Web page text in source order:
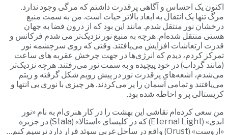
اکنون یک احساس و آگاهی پرقدرت داشتم که مرگی وجود ندارد.
مرگ تنها یک انتقال به ابعاد بالاتر حیات است. من به سمت منبع
درخشان نور منتقل شدم. مانند این بود که از درون فضا به جهان
هستی منتقل شده‌ام. هرچه به منبع نور نزدیک‌تر می شدم فرکانس و
قدرت ارتعاشات افزایش می‌یافتند. وقتی که روی سرچشمه نور
تمرکز کردم، دیدم که انرژی‌ها در جهت چرخش عقربه های ساعت
(مانند گرداب) در خود پیچیده و به سمت نور می‌رفتند. هرچه نزدیک‌تر
می‌شدم، اشعه‌های پرقدرت نور در پیش رویم شکل گرفته و ریتم
می‌یافتند و تمامی آسمان را پر می‌کردند. هر چیزی با نوری بی انتها و
کریستالی پر و احاطه شده بود.
من سعی کرده‌ام نقاشی این بهشت را در کار هنری‌ام به نام «نور
ابدی» (Eternal Light) که در کلیسای «استالا» (Stala) در جزیره
«اروست» (Orust) واقع در ساحل غربی سوئد قرار دارد ترسیم کنم…